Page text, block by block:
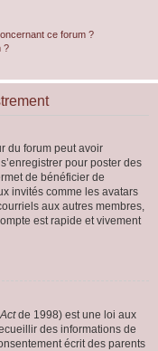
ce forum ?
?
du forum peut avoir
pour poster des
de bénéficier de
invités comme les avatars
aux autres membres,
est rapide et vivement
de 1998) est une loi aux
des informations de
écrit des parents